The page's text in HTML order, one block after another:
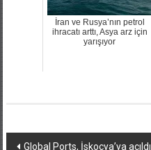
İran ve Rusya’nın petrol
ihracatı arttı, Asya arz için
yarışıyor
Yazı
Global Ports, İskoçya’ya açıldı